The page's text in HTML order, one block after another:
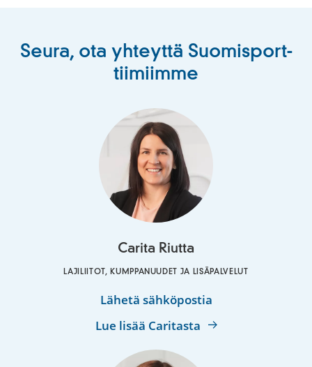
Seura, ota yhteyttä Suomisport-
tiimiimme
Carita Riutta
LAJILIITOT, KUMPPANUUDET JA LISÄPALVELUT
Lähetä sähköpostiaCarita
Lue lisää Caritasta